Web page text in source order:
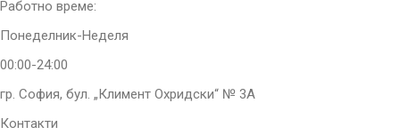
Работно време:
Понеделник-Неделя
00:00-24:00
гр. София, бул. „Климент Охридски“ № 3A
Контакти